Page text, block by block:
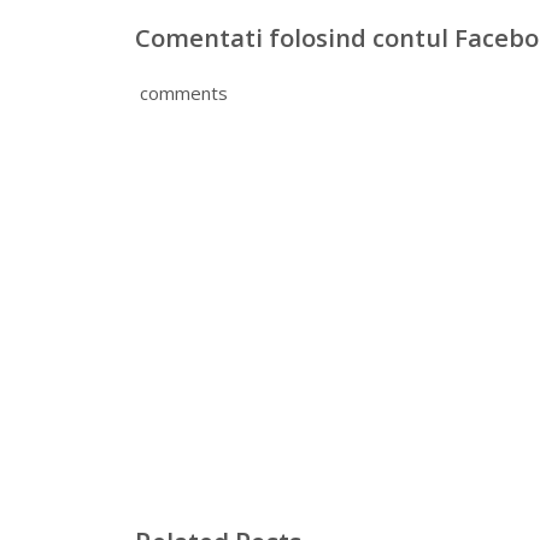
Comentati folosind contul
comments